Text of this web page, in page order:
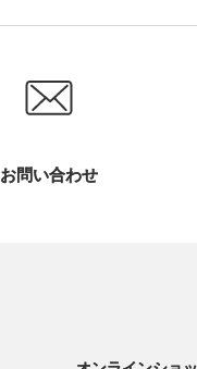
お問い合わせ